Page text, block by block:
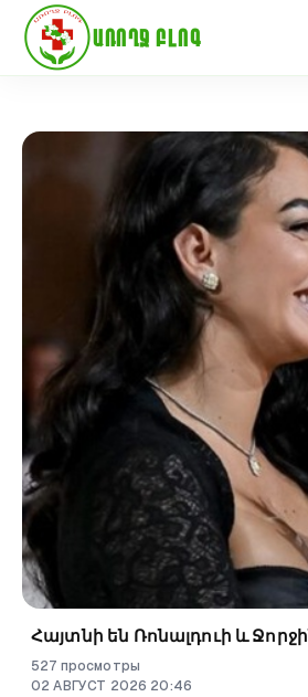
ԱՌՈՂՋ ԲԼՈԳ
Հայտնի են Ռոնալդուի և
527 просмотры
02 АВГУСТ 2026 20:46